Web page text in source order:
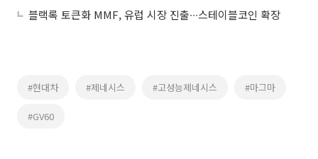
블랙록 토큰화 MMF, 유럽 시장 진출∙∙∙스테이블코인 확장
#현대차 #제네시스 #고성능제네시스 #마그마
#GV60